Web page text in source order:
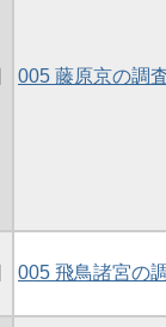
005 藤原京の調
005 飛鳥諸宮の